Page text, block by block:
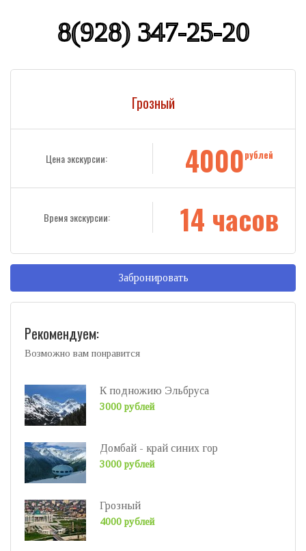
8(928) 347-25-20
Грозный
Цена экскурсии: 4000рублей
Время экскурсии: 14 часов
Забронировать
Рекомендуем:
Возможно вам понравится
К подножию Эльбруса
3000 рублей
Домбай - край синих гор
3000 рублей
Грозный
4000 рублей